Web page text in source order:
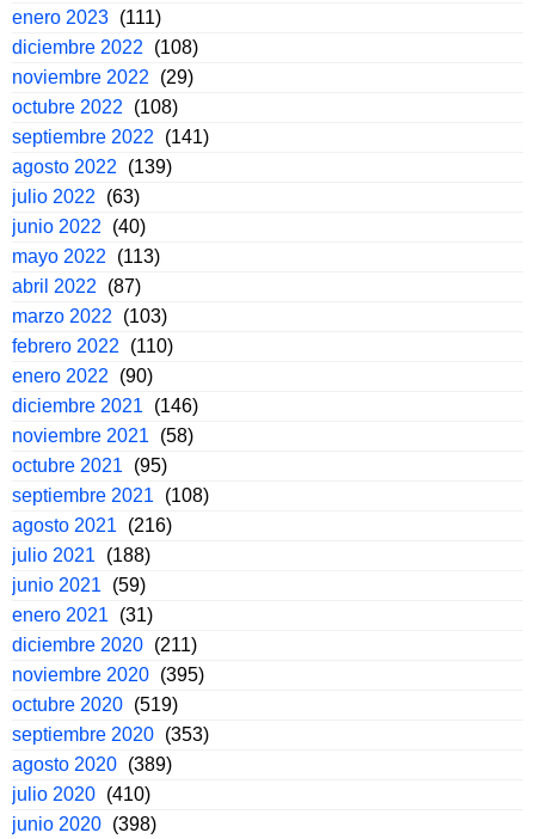
enero 2023 (111)
diciembre 2022
(108)
noviembre 2022
(29)
octubre 2022
(108)
septiembre 2022
(141)
agosto 2022
(139)
julio 2022
(63)
junio 2022
(40)
mayo 2022
(113)
abril 2022
(87)
marzo 2022
(103)
febrero 2022
(110)
enero 2022
(90)
diciembre 2021
(146)
noviembre 2021
(58)
octubre 2021
(95)
septiembre 2021
(108)
agosto 2021
(216)
julio 2021
(188)
junio 2021
(59)
enero 2021
(31)
diciembre 2020 (211)
noviembre 2020 (395)
octubre 2020 (519)
septiembre 2020 (353)
agosto 2020 (389)
julio 2020 (410)
junio 2020 (398)